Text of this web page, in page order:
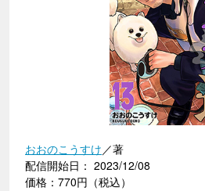
おおのこうすけ／著
配信開始日： 2023/12/08
価格：770円（税込）